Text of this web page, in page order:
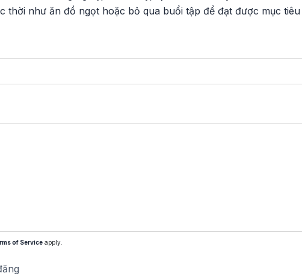
thời như ăn đồ ngọt hoặc bỏ qua buổi tập để đạt được mục
of Service apply.